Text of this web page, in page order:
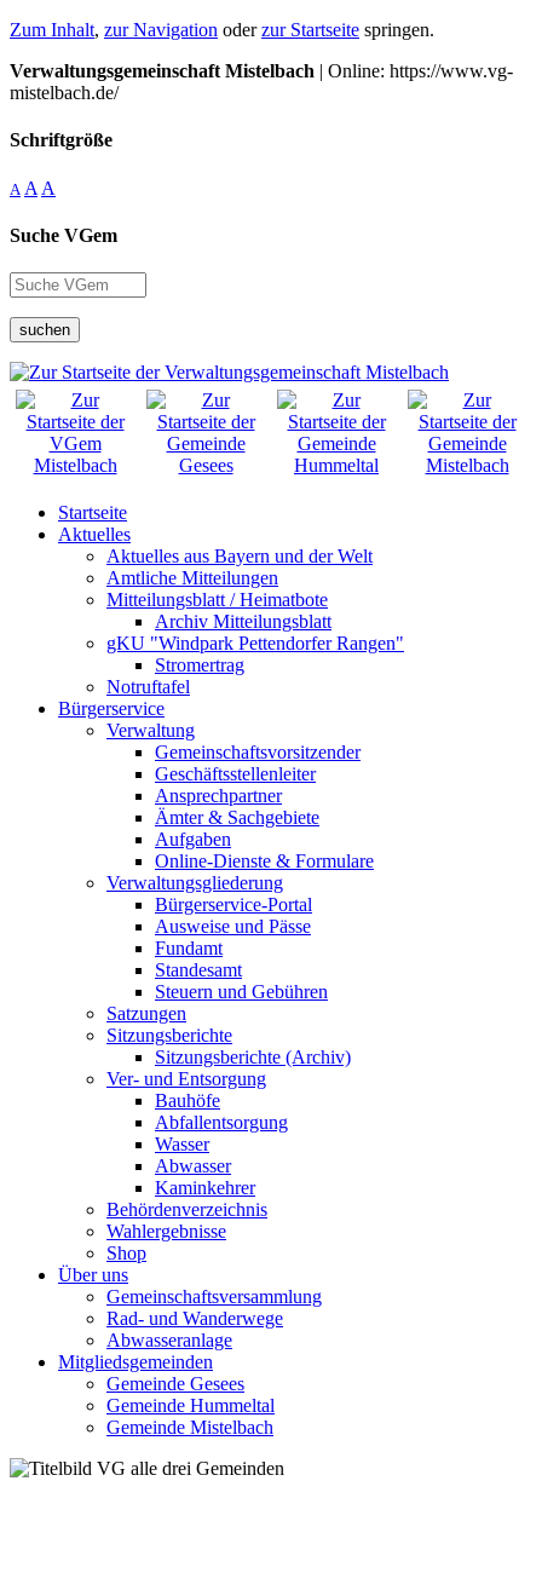
Zum Inhalt, zur Navigation oderzur Startseite springen.
Verwaltungsgemeinschaft Mistelbach | Online: https://www.vg-
mistelbach.de/
Schriftgröße
A A A
Suche VGem
suchen
Startseite
Aktuelles
Aktuelles aus Bayern und der Welt
Amtliche Mitteilungen
Mitteilungsblatt / Heimatbote
Archiv Mitteilungsblatt
gKU "Windpark Pettendorfer Rangen"
Stromertrag
Notruftafel
Bürgerservice
Verwaltung
Gemeinschaftsvorsitzender
Geschäftsstellenleiter
Ansprechpartner
Ämter & Sachgebiete
Aufgaben
Online-Dienste & Formulare
Verwaltungsgliederung
Bürgerservice-Portal
Ausweise und Pässe
Fundamt
Standesamt
Steuern und Gebühren
Satzungen
Sitzungsberichte
Sitzungsberichte (Archiv)
Ver- und Entsorgung
Bauhöfe
Abfallentsorgung
Wasser
Abwasser
Kaminkehrer
Behördenverzeichnis
Wahlergebnisse
Shop
Über uns
Gemeinschaftsversammlung
Rad- und Wanderwege
Abwasseranlage
Mitgliedsgemeinden
Gemeinde Gesees
Gemeinde Hummeltal
Gemeinde Mistelbach